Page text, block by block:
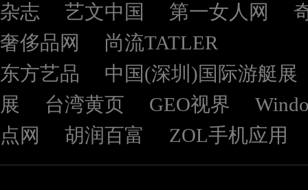
杂志
艺文中国 第一女人网
奢侈品网
尚流TATLER
东方艺品
中国(深圳)国际游艇展
展
台湾黄页 GEO视界
点网
胡润百富 ZOL手机应用